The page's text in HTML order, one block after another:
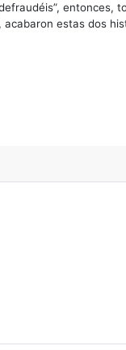
entonces,
estas dos